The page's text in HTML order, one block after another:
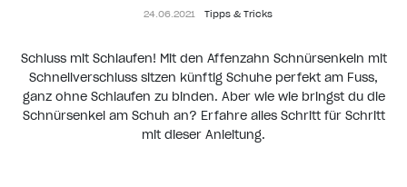
24.06.2021 Tipps & Tricks
Schluss mit Schlaufen! Mit den Affenzahn Schnürsenkeln mit
Schnellverschluss sitzen künftig Schuhe perfekt am Fuss,
ganz ohne Schlaufen zu binden. Aber wie wie bringst du die
Schnürsenkel am Schuh an? Erfahre alles Schritt für Schritt
mit dieser Anleitung.